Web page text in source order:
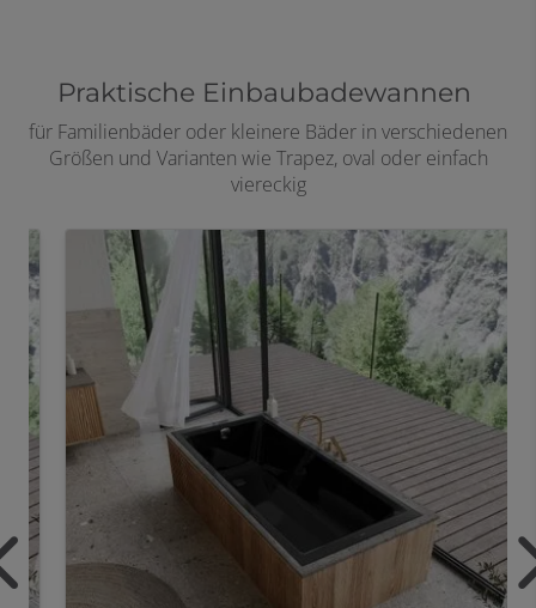
Praktische Einbaubadewannen
für Familienbäder oder kleinere Bäder in verschiedenen
Größen und Varianten wie Trapez, oval oder einfach
viereckig